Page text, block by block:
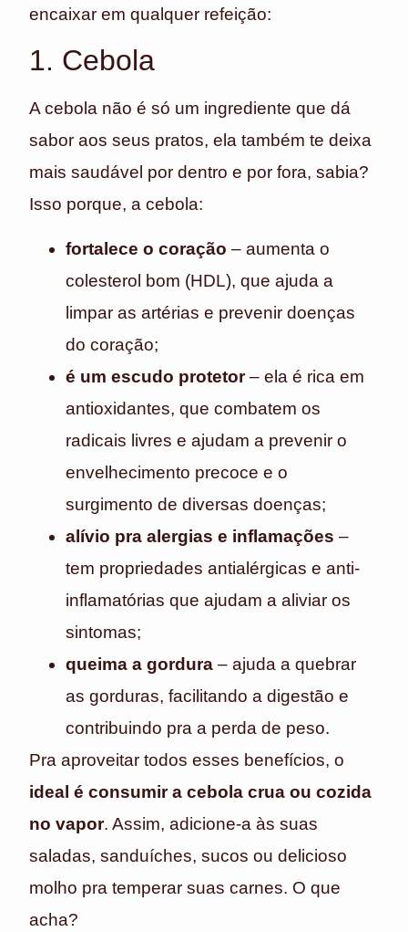
encaixar em qualquer refeição:
1. Cebola
A cebola não é só um ingrediente que dá
sabor aos seus pratos, ela também te deixa
mais saudável por dentro e por fora, sabia?
Isso porque, a cebola:
fortalece o coração – aumenta o
colesterol bom (HDL), que ajuda a
limpar as artérias e prevenir doenças
do coração;
é um escudo protetor– ela é rica em
antioxidantes, que combatem os
radicais livres e ajudam a prevenir o
envelhecimento precoce e o
surgimento de diversas doenças;
alívio pra alergias e inflamações –
tem propriedades antialérgicas e anti-
inflamatórias que ajudam a aliviar os
sintomas;
queima a gordura – ajuda a quebrar
as gorduras, facilitando a digestão e
contribuindo pra a perda de peso.
Pra aproveitar todos esses benefícios, o
ideal é consumir a cebola crua ou cozida
no vapor. Assim, adicione-a às suas
saladas, sanduíches, sucos ou delicioso
molho pra temperar suas carnes. O que
acha?